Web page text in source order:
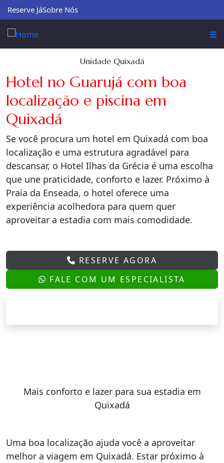
Reserve JáSobre Nós
Unidade Quixadá
Hotel no Guarujá com boa
localização e piscina em
Quixadá
Se você procura um hotel em Quixadá com boa
localização e uma estrutura agradável para
descansar, o Hotel Ilhas da Grécia é uma escolha
que une praticidade, conforto e lazer. Próximo à
Praia da Enseada, o hotel oferece uma
experiência acolhedora para quem quer
aproveitar a estadia com mais comodidade.
RESERVE AGORA
FALE COM UM ESPECIALISTA
Mais conforto e lazer para sua estadia em
Quixadá
Uma boa localização ajuda você a aproveitar
melhor a viagem em Quixadá. Estar próximo à